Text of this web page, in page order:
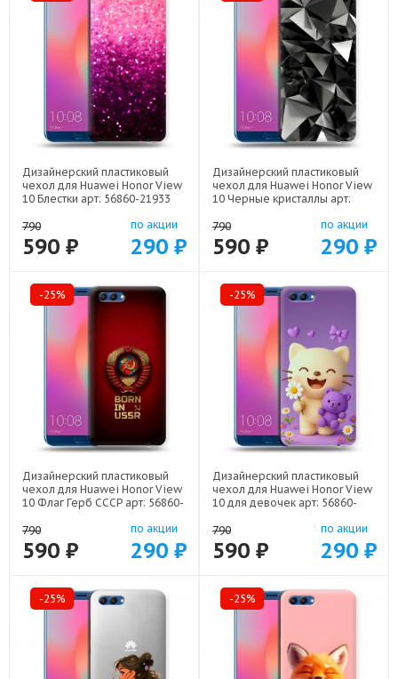
Дизайнерский пластиковый
чехол для Huawei Honor View
10 Блестки арт: 56860-21933
790
590 ₽
по акции
290 ₽
Дизайнерский пластиковый
чехол для Huawei Honor View
10 Черные кристаллы арт:
790
590 ₽
по акции
290 ₽
-25%
Дизайнерский пластиковый
чехол для Huawei Honor View
10 Флаг Герб СССР арт: 56860-
790
590 ₽
по акции
290 ₽
-25%
Дизайнерский пластиковый
чехол для Huawei Honor View
10 для девочек арт: 56860-
790
590 ₽
по акции
290 ₽
-25% -25%